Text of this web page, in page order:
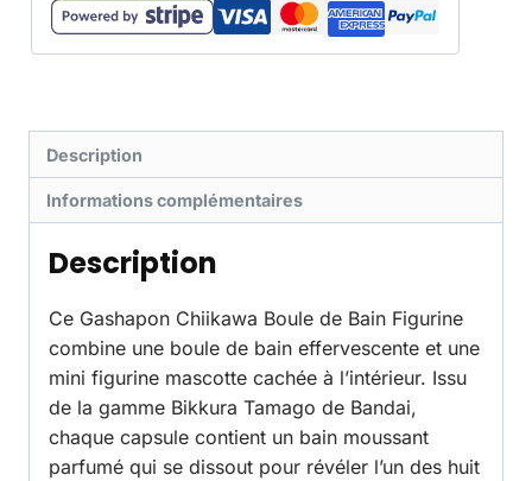
Description
Informations complémentaires
Description
Ce Gashapon Chiikawa Boule de Bain Figurine
combine une boule de bain effervescente et une
mini figurine mascotte cachée à l’intérieur. Issu
de la gamme Bikkura Tamago de Bandai,
chaque capsule contient un bain moussant
parfumé qui se dissout pour révéler l’un des huit